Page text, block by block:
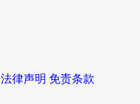
法律声明 免责条款